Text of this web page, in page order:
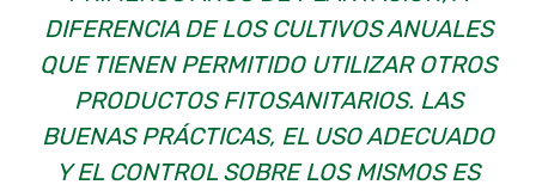
DIFERENCIA DE LOS CULTIVOS ANUALES
QUE TIENEN PERMITIDO UTILIZAR OTROS
PRODUCTOS FITOSANITARIOS. LAS
BUENAS PRÁCTICAS, EL USO ADECUADO
Y EL CONTROL SOBRE LOS MISMOS ES